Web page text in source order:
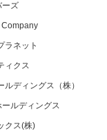
ーズ
ラネット
ィクス
ルディングス（株）
ルディングス
クス(株)